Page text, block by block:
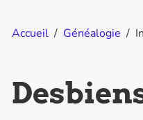
Accueil / Généalogie /